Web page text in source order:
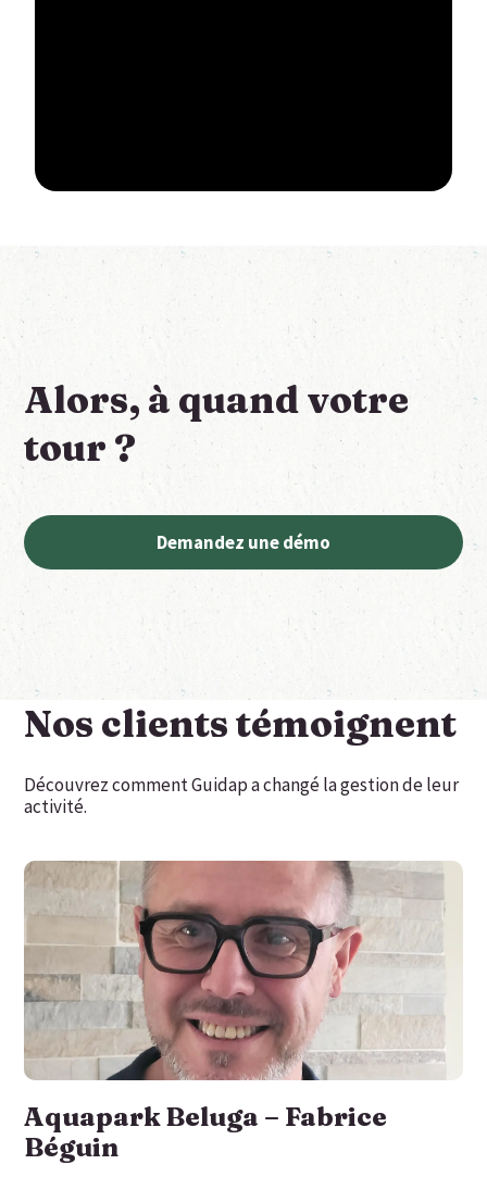
Alors, à quand votre
tour ?
Demandez une démo
Nos clients témoignent
Découvrez comment Guidap a changé la gestion de leur
activité.
Aquapark Beluga – Fabrice
Béguin